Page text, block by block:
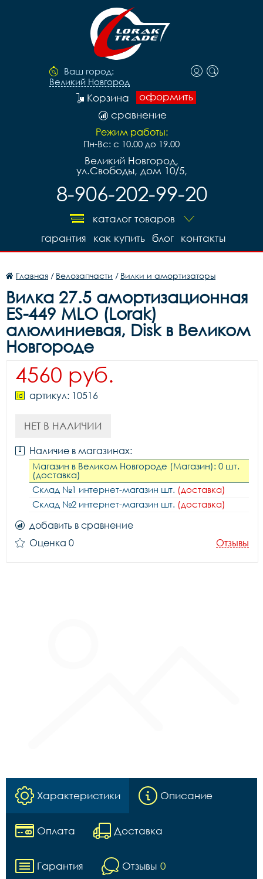
Ваш город:
Великий Новгород
оформить
Корзина
сравнение
Режим работы:
Пн-Вс: с 10.00 до 19.00
Великий Новгород,
ул.Свободы, дом 10/5,
8-906-202-99-20
каталог товаров
контакты
блог
как купить
гарантия
Главная / Велозапчасти / Вилки и амортизаторы
Вилка 27.5 амортизационная
ES-449 MLO (Lorak)
алюминиевая, Disk в Великом
Новгороде
4560 руб.
артикул: 10516
НЕТ В НАЛИЧИИ
Наличие в магазинах:
Магазин в Великом Новгороде (Магазин): 0 шт.
(доставка)
Склад №1 интернет-магазин шт. (доставка)
Склад №2 интернет-магазин шт. (доставка)
добавить в сравнение
Оценка 0
Отзывы
Характеристики Описание
Оплата Доставка
Гарантия Отзывы 0